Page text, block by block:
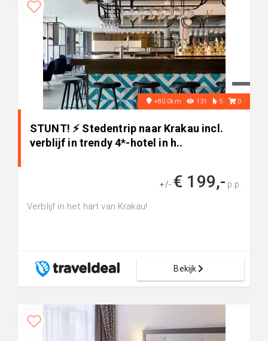
+80.0km 131 5 0
STUNT! ⚡ Stedentrip naar Krakau incl.
verblijf in trendy 4*-hotel in h..
+/- € 199,- p.p.
Verblijf in het hart van Krakau!
Bekijk